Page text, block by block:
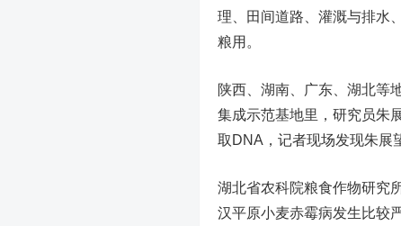
理、田间道路、灌溉与排水
粮用。
陕西、湖南、广东、湖北等
集成示范基地里，研究员朱
取DNA，记者现场发现朱展
湖北省农科院粮食作物研究
汉平原小麦赤霉病发生比较